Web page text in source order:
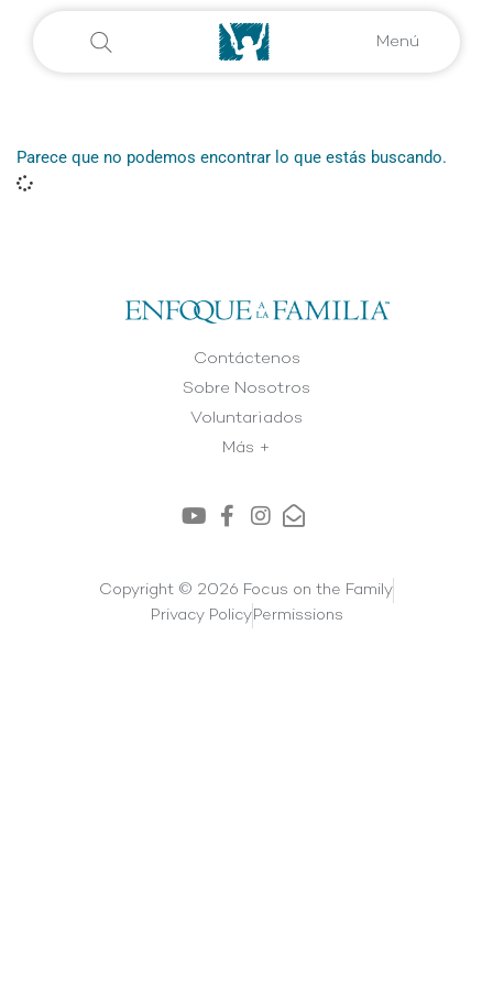
Menú
Parece que no podemos encontrar lo que estás buscando.
Contáctenos
Sobre Nosotros
Voluntariados
Más +
Copyright © 2026 Focus on the Family
Privacy PolicyPermissions